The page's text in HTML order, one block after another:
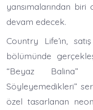
yansımalarından
devam edecek.
Country Life’ın,
bölümünde
“Beyaz
Söyleyemedikleri”
özel tasarlanan